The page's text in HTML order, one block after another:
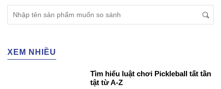
XEM NHIỀU
Tìm hiểu luật chơi Pickleball tất tần
tật từ A-Z